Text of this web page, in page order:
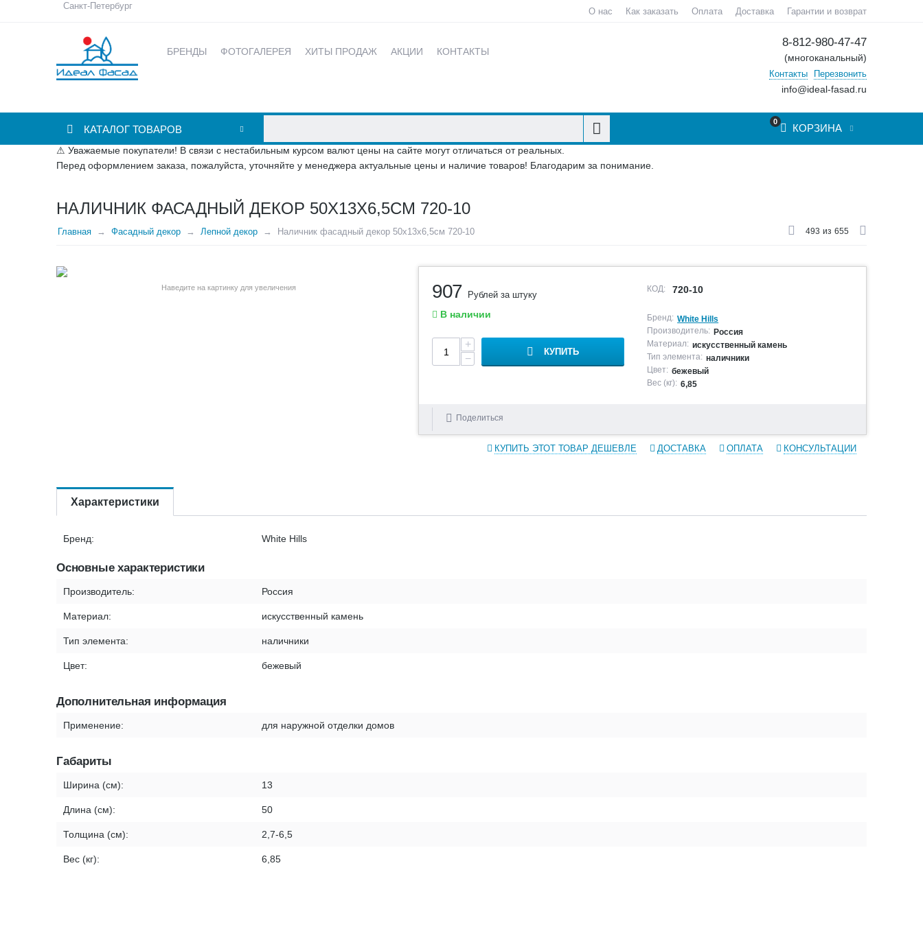
Санкт-Петербург
О нас Как заказать Оплата Доставка Гарантии и возврат
БРЕНДЫ ФОТОГАЛЕРЕЯ ХИТЫ ПРОДАЖ АКЦИИ КОНТАКТЫ
8-812-980-47-47
(многоканальный)
Контакты Перезвонить
info@ideal-fasad.ru
КАТАЛОГ ТОВАРОВ
0
КОРЗИНА
⚠ Уважаемые покупатели! В связи с нестабильным курсом валют цены на сайте могут отличаться от реальных.
Перед оформлением заказа, пожалуйста, уточняйте у менеджера актуальные цены и наличие товаров! Благодарим за понимание.
НАЛИЧНИК ФАСАДНЫЙ ДЕКОР 50Х13Х6,5СМ 720-10
Главная Фасадный декор Лепной декор Наличник фасадный декор 50х13х6,5см 720-10 493 из 655
Наведите на картинку для увеличения 907 Рублей за штуку
В наличии
+
−
КУПИТЬ
КОД: 720-10
Бренд: White Hills
Производитель: Россия
Материал: искусственный камень
Тип элемента: наличники
Цвет: бежевый
Вес (кг): 6,85
Поделиться
КУПИТЬ ЭТОТ ТОВАР ДЕШЕВЛЕ ДОСТАВКА ОПЛАТА КОНСУЛЬТАЦИИ
Характеристики
Бренд: White Hills
Основные характеристики
Производитель: Россия
Материал: искусственный камень
Тип элемента: наличники
Цвет: бежевый
Дополнительная информация
Применение: для наружной отделки домов
Габариты
Ширина (см): 13
Длина (см): 50
Толщина (см): 2,7-6,5
Вес (кг): 6,85